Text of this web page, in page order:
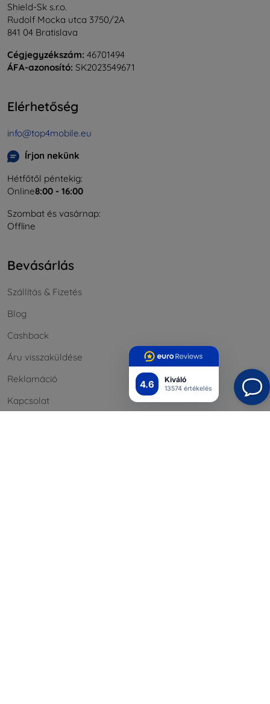
4.6 Kiváló
13574 értékelés
Shield-Sk s.r.o.
Rudolf Mocka utca 3750/2A
841 04 Bratislava
Cégjegyzékszám: 46701494
ÁFA-azonosító: SK2023549671
Elérhetőség
info@top4mobile.eu
Írjon nekünk
Hétfőtől péntekig:
Online8:00 - 16:00
Szombat és vasárnap:
Offline
Bevásárlás
Szállítás & Fizetés
Blog
Cashback
Áru visszaküldése
Reklamáció
Kapcsolat